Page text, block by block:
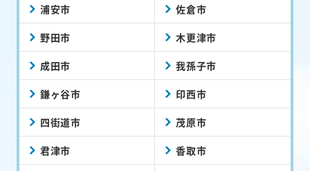
浦安市 佐倉市
野田市 木更津市
成田市 我孫子市
鎌ヶ谷市 印西市
四街道市 茂原市
君津市 香取市